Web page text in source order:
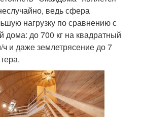
ведь сфера
нагрузку по сравнению с
до 700 кг на квадратный
ч и даже землетрясение до 7